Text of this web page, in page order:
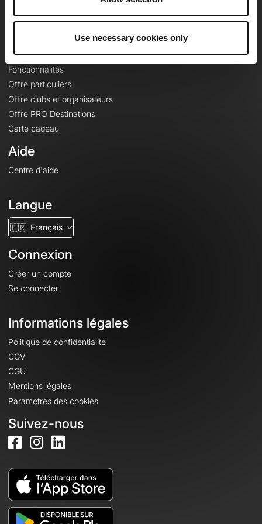
Use necessary cookies only
Le Mag'
Fonds de cartes topographiques
Fonctionnalités
Offre particuliers
Offre clubs et organisateurs
Offre PRO Destinations
Carte cadeau
Aide
Centre d'aide
Langue
🇫🇷 Français
Connexion
Créer un compte
Se connecter
Informations légales
Politique de confidentialité
CGV
CGU
Mentions légales
Paramètres des cookies
Suivez-nous